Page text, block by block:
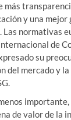
más
y una mejor
normativas
de
su
del mercado y
de valor de la